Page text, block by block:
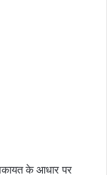
के आधार पर